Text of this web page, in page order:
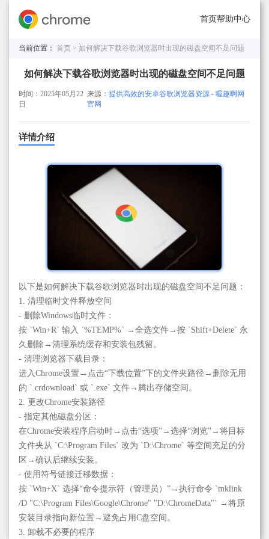
首页帮助中心
当前位置： 首页 > 如何解决下载谷歌浏览器时出现的磁盘空间不足问题
如何解决下载谷歌浏览器时出现的磁盘空间不足问题
时间：2025年05月22
日
来源：提供高效的安卓谷歌浏览器资源 - 喔趣啊网
官网
详情介绍
以下是如何解决下载谷歌浏览器时出现的磁盘空间不足问题：
1. 清理临时文件释放空间
- 删除Windows临时文件：
按 `Win+R` 输入 `%TEMP%` →全选文件→按 `Shift+Delete` 永
久删除→清理系统缓存和安装包残留。
- 清理浏览器下载目录：
进入Chrome设置→点击“下载位置”下的文件夹路径→删除无用
的 `.crdownload` 或 `.exe` 文件→腾出存储空间。
2. 更改Chrome安装路径
- 指定其他磁盘分区：
在Chrome安装程序启动时→点击“选项”→选择“浏览”→将目标
文件夹从 `C:\Program Files` 改为 `D:\Chrome` 等空间充足的分
区→确认后继续安装。
- 使用符号链接迁移数据：
按 `Win+X` 选择“命令提示符（管理员）”→执行命令 `mklink
/D "C:\Program Files\Google\Chrome" "D:\ChromeData"` →将原
安装目录指向新位置→避免占用C盘空间。
3. 卸载不必要的程序